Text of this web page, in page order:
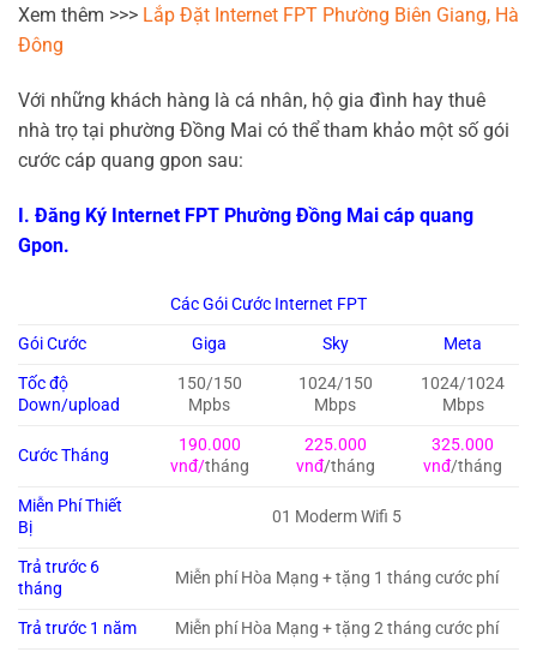
Xem thêm >>> Lắp Đặt Internet FPT Phường Biên Giang, Hà
Đông
Với những khách hàng là cá nhân, hộ gia đình hay thuê
nhà trọ tại phường Đồng Mai có thể tham khảo một số gói
cước cáp quang gpon sau:
I. Đăng Ký Internet FPT Phường Đồng Mai cáp quang
Gpon.
Các Gói Cước Internet FPT
Gói Cước
Giga Sky
Meta
Tốc độ
Down/upload
150/150
Mpbs
1024/150
Mbps
1024/1024
Mbps
Cước Tháng
190.000
vnđ/tháng
225.000
vnđ/tháng
325.000
vnđ/tháng
Miễn Phí Thiết
Bị
01 Moderm Wifi 5
Trả trước 6
tháng
Miễn phí Hòa Mạng + tặng 1 tháng cước phí
Trả trước 1 năm Miễn phí Hòa Mạng + tặng 2 tháng cước phí